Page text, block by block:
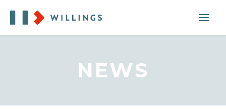
NEWS